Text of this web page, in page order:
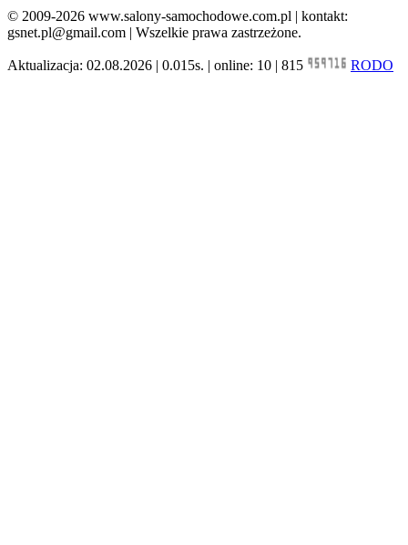
© 2009-2026 www.salony-samochodowe.com.pl | kontakt:
gsnet.pl@gmail.com | Wszelkie prawa zastrzeżone.
Aktualizacja: 02.08.2026 | 0.015s. | online: 10 | 815 RODO